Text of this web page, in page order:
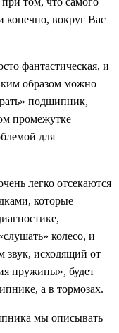
конечно, вокруг Вас
фантастическая, и
образом можно
подшипник,
промежутке
для
легко отсекаются
которые
колесо, и
звук, исходящий от
пружины», будет
а в тормозах.
мы описывать